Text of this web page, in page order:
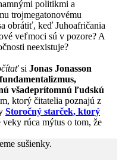
politikmi a
trojmegatonovému
obrátiť, keď Juhoafričania
veľmoci sú v pozore? A
neexistuje?
si Jonas Jonasson
všadeprítomnú ľudskú
ktorý čitatelia poznajú z
Storočný starček, ktorý
veky rúca mýtus o tom, že
sušienky.